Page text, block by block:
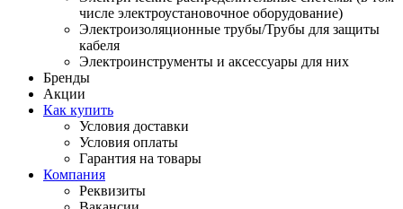
числе электроустановочное оборудование)
Электроизоляционные трубы/Трубы для защиты
кабеля
Электроинструменты и аксессуары для них
Бренды
Акции
Как купить
Условия доставки
Условия оплаты
Гарантия на товары
Компания
Реквизиты